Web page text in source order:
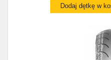
Dodaj dętkę w